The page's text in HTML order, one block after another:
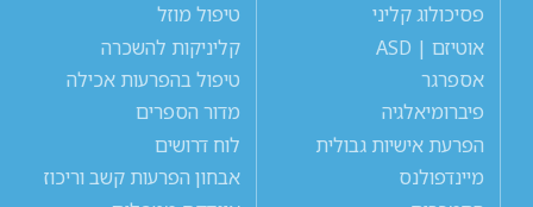
פסיכולוג קליני
אוטיזם | ASD
אספרגר
פיברומיאלגיה
הפרעת אישיות גבולית
מיינדפולנס
טיפול מוזל
קליניקות להשכרה
טיפול בהפרעות אכילה
מדור הספרים
לוח דרושים
אבחון הפרעות קשב וריכוז